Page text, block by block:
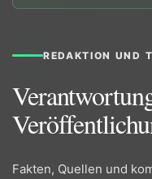
REDAKTION UND
Fakten, Quellen und